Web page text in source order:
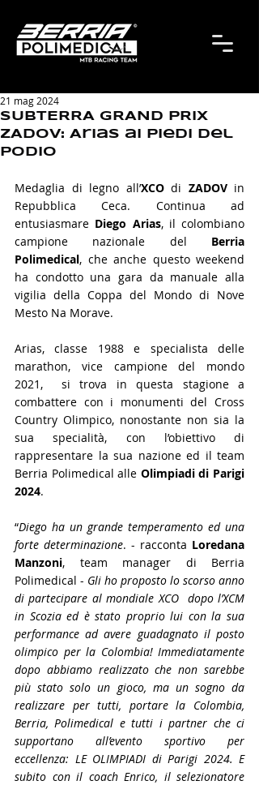
SUBTERRA GRAND PRIX
ZADOV: Arias ai piedi del
podio
21 mag 2024
Medaglia di legno all’XCO di ZADOV in
Repubblica Ceca. Continua ad
entusiasmare Diego Arias, il colombiano
campione nazionale del Berria
Polimedical, che anche questo weekend
ha condotto una gara da manuale alla
vigilia della Coppa del Mondo di Nove
Mesto Na Morave.
Arias, classe 1988 e specialista delle
marathon, vice campione del mondo
2021,  si trova in questa stagione a
combattere con i monumenti del Cross
Country Olimpico, nonostante non sia la
sua specialità, con l’obiettivo di
rappresentare la sua nazione ed il team
Berria Polimedical alle Olimpiadi di Parigi
2024.
“Diego ha un grande temperamento ed una
forte determinazione. - racconta Loredana
Manzoni, team manager di Berria
Polimedical - Gli ho proposto lo scorso anno
di partecipare al mondiale XCO  dopo l’XCM
in Scozia ed è stato proprio lui con la sua
performance ad avere guadagnato il posto
olimpico per la Colombia! Immediatamente
dopo abbiamo realizzato che non sarebbe
più stato solo un gioco, ma un sogno da
realizzare per tutti, portare la Colombia,
Berria, Polimedical e tutti i partner che ci
supportano all’evento sportivo per
eccellenza: LE OLIMPIADI di Parigi 2024. E
subito con il coach Enrico, il selezionatore